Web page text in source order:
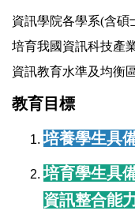
資訊學院各學系(含碩
培育我國資訊科技產
資訊教育水準及均衡
教育目標
培養學生具
培育學生具
資訊整合能